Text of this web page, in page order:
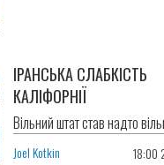
ІРАНСЬКА СЛАБКІСТЬ
КАЛІФОРНІЇ
Вільний штат став надто
Joel Kotkin 18:00